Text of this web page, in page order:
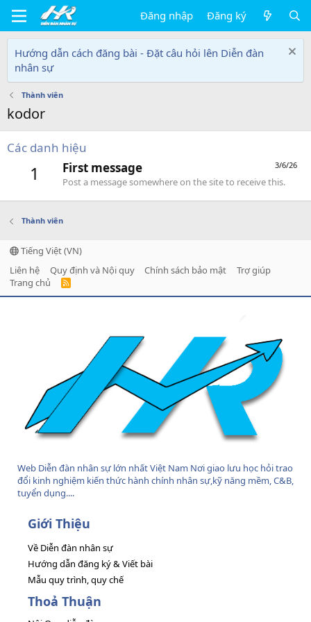
Đăng nhập Đăng ký
Hướng dẫn cách đăng bài - Đặt câu hỏi lên Diễn đàn
nhân sự
Thành viên
kodor
Các danh hiệu
1 3/6/26
First message
Post a message somewhere on the site to receive this.
Thành viên
Tiếng Việt (VN)
Liên hệ
Quy định và Nội quy Chính sách bảo mật
Trợ giúp
Trang chủ
R
Web Diễn đàn nhân sự lớn nhất Việt Nam Nơi giao lưu học hỏi trao
đổi kinh nghiệm kiến thức hành chính nhân sự,kỹ năng mềm, C&B,
tuyển dụng....
Giới Thiệu
Về Diễn đàn nhân sự
Hướng dẫn đăng ký & Viết bài
Mẫu quy trình, quy chế
Thoả Thuận